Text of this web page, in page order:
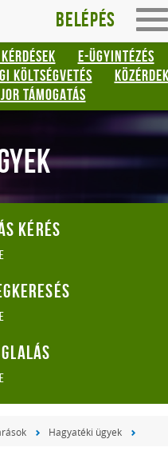
Belépés
E-ÜGYINTÉZÉS
KÖLTSÉGVETÉS
TÁMOGATÁS
kérés
Hagyatéki ügyek